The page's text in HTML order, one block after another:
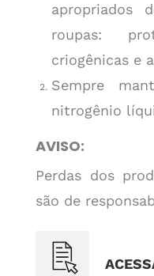
apropriados
roupas:
criogênicas e
Sempre
nitrogênio
AVISO:
Perdas dos
são de